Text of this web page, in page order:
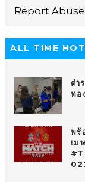
Report Abuse
ALL TIME HOT
ตำ
ทอ
พร้
เม